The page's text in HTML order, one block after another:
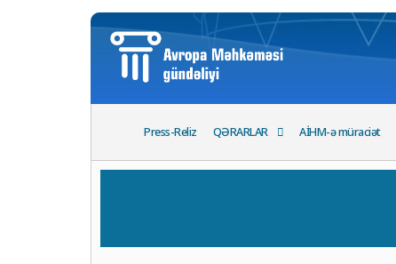
Press-Reliz QƏRARLAR AİHM-ə müraciət